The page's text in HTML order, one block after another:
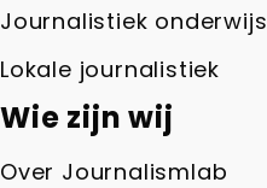
Journalistiek onderwijs
Lokale journalistiek
Wie zijn wij
Over Journalismlab